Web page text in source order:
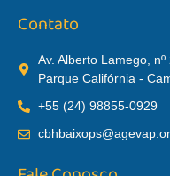
Contato
Av. Alberto Lamego,
Parque Califórnia -
+55 (24) 98855-0929